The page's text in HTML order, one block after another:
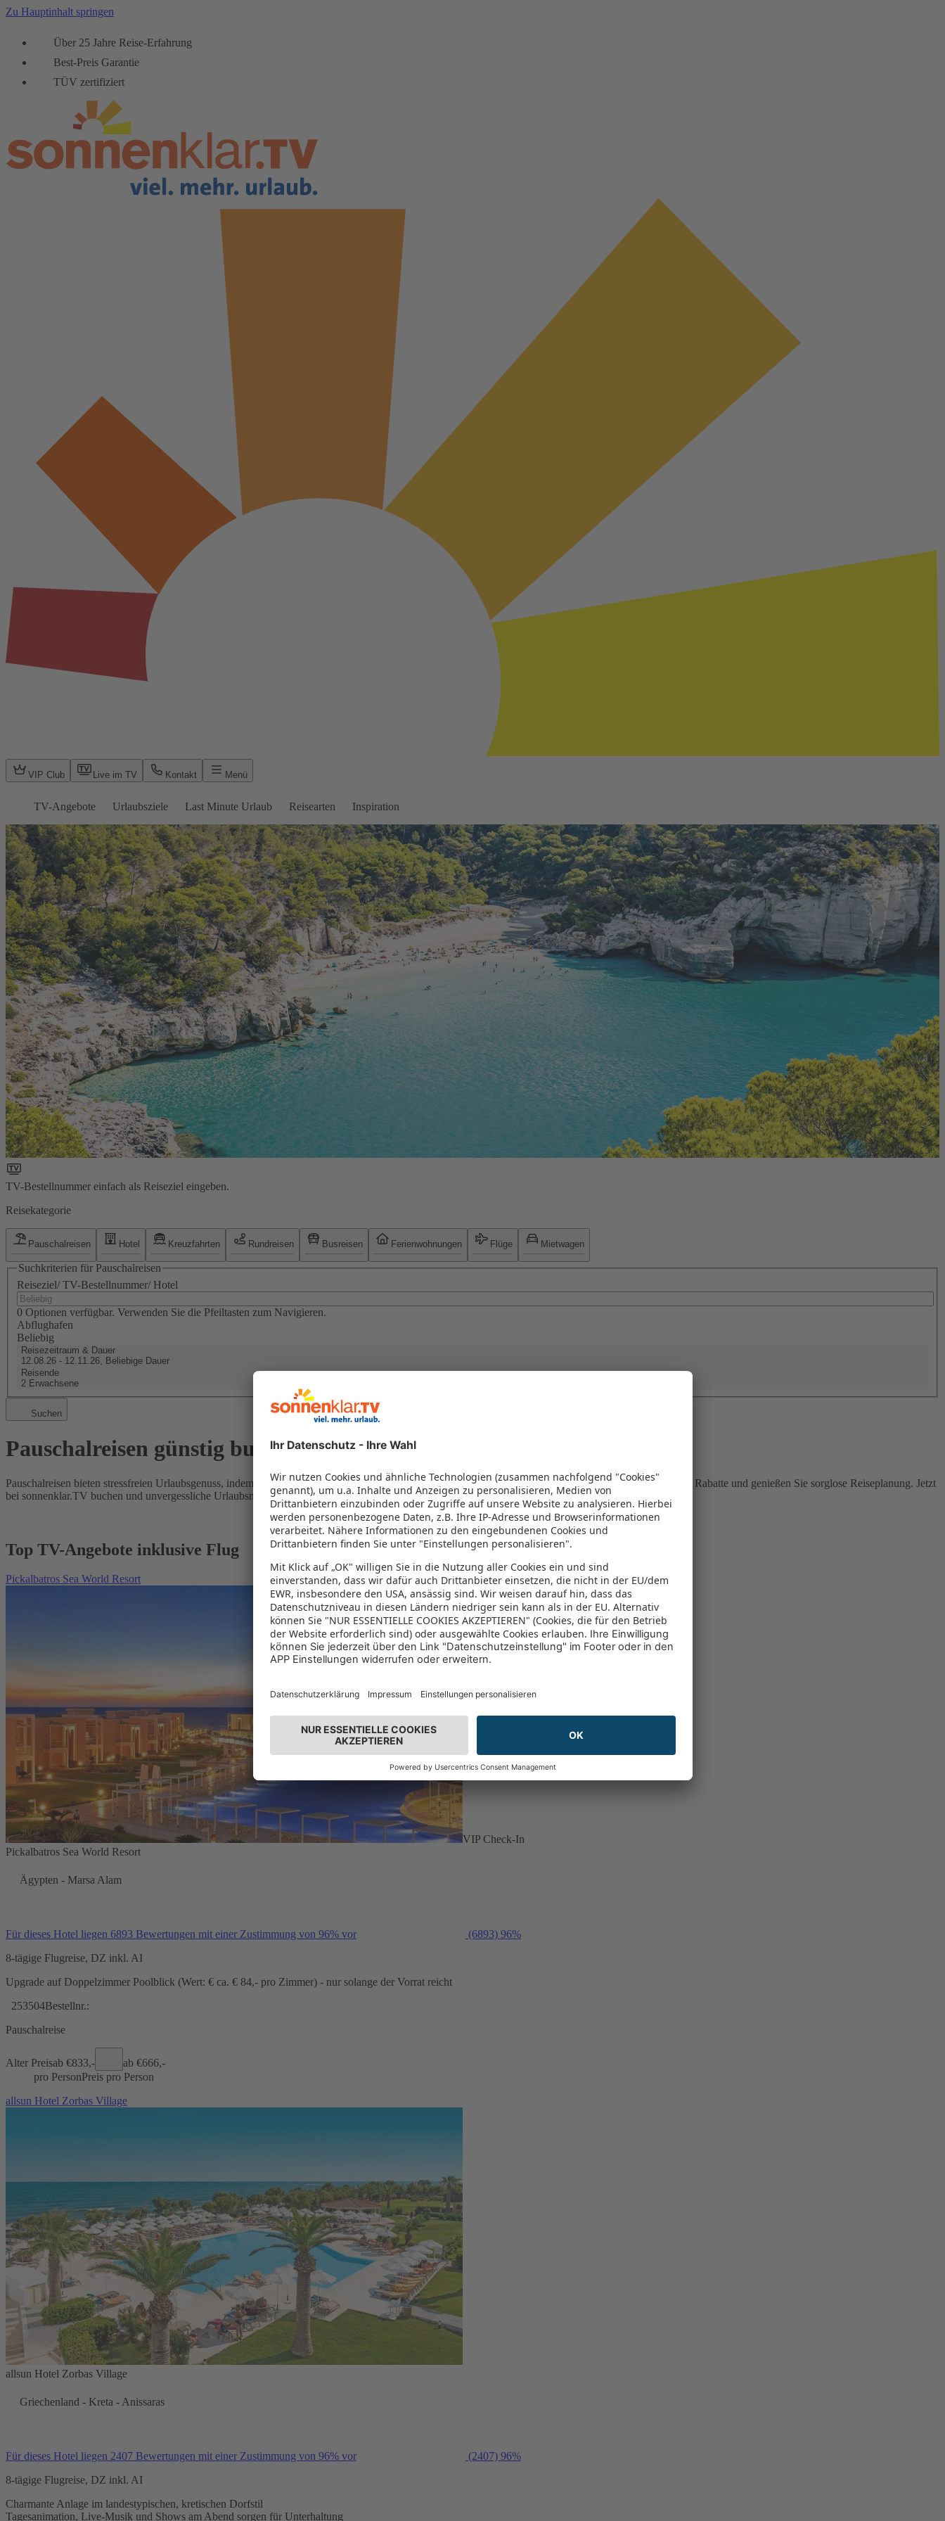
Zu Hauptinhalt springen
Über 25 Jahre Reise-Erfahrung
Best-Preis Garantie
TÜV zertifiziert
VIP Club Live im TV Kontakt Menü
TV-Angebote Urlaubsziele Last Minute Urlaub Reisearten Inspiration
TV-Bestellnummer einfach als Reiseziel eingeben.
Reisekategorie
Pauschalreisen Hotel Kreuzfahrten Rundreisen Busreisen Ferienwohnungen Flüge Mietwagen
Suchkriterien für Pauschalreisen
Reiseziel/ TV-Bestellnummer/ Hotel
0 Optionen verfügbar. Verwenden Sie die Pfeiltasten zum Navigieren.
Abflughafen
Beliebig
Reisezeitraum & Dauer
12.08.26 - 12.11.26, Beliebige Dauer
Reisende
2 Erwachsene
Suchen
Pauschalreisen günstig buchen
Pauschalreisen bieten stressfreien Urlaubsgenuss, indem Flug und Hotel in einem Paket kombiniert werden – das spart Zeit und Geld. Nutzen Sie attraktive Rabatte und genießen Sie sorglose Reiseplanung. Jetzt
bei sonnenklar.TV buchen und unvergessliche Urlaubsmomente erleben!
Top TV-Angebote inklusive Flug
Pickalbatros Sea World Resort
VIP Check-In
Pickalbatros Sea World Resort
Ägypten - Marsa Alam
Für dieses Hotel liegen 6893 Bewertungen mit einer Zustimmung von 96% vor (6893) 96%
8-tägige Flugreise, DZ inkl. AI
Upgrade auf Doppelzimmer Poolblick (Wert: € ca. € 84,- pro Zimmer) - nur solange der Vorrat reicht
253504Bestellnr.:
Pauschalreise
Alter Preisab €833,- ab €666,-
pro PersonPreis pro Person
allsun Hotel Zorbas Village
allsun Hotel Zorbas Village
Griechenland - Kreta - Anissaras
Für dieses Hotel liegen 2407 Bewertungen mit einer Zustimmung von 96% vor (2407) 96%
8-tägige Flugreise, DZ inkl. AI
Charmante Anlage im landestypischen, kretischen Dorfstil
Tagesanimation, Live-Musik und Shows am Abend sorgen für Unterhaltung